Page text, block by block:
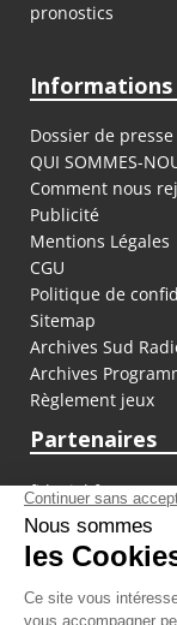
pronostics
Informations
Dossier de presse
QUI SOMMES-
Comment nous
Publicité
Mentions Légales
CGU
Politique de
Sitemap
Archives Sud
Archives
Règlement jeux
Partenaires
fiducial.fr
lyoncapitale.fr
olympique-et-
L'application